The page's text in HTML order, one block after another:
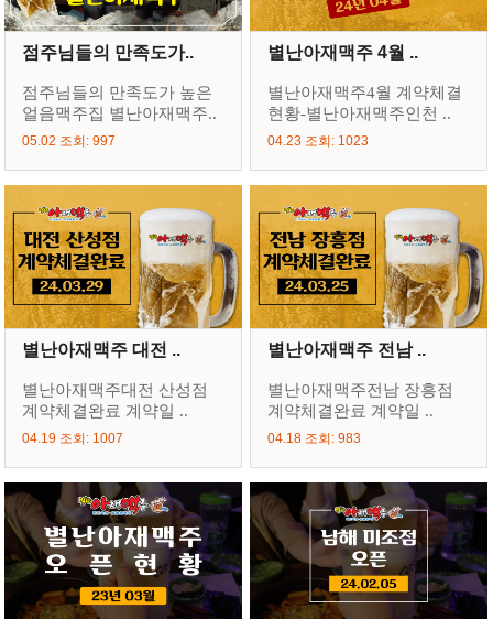
점주님들의 만족도가..
점주님들의 만족도가 높은
얼음맥주집 별난아재맥주..
05.02 조회: 997
별난아재맥주 4월 ..
별난아재맥주4월 계약체결
현황-별난아재맥주인천 ..
04.23 조회: 1023
별난아재맥주 대전 ..
별난아재맥주대전 산성점
계약체결완료 계약일 ..
04.19 조회: 1007
별난아재맥주 전남 ..
별난아재맥주전남 장흥점
계약체결완료 계약일 ..
04.18 조회: 983